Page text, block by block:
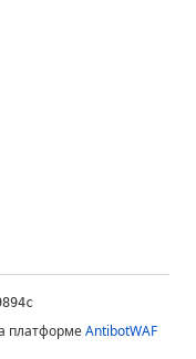
платформеAntibotWAF